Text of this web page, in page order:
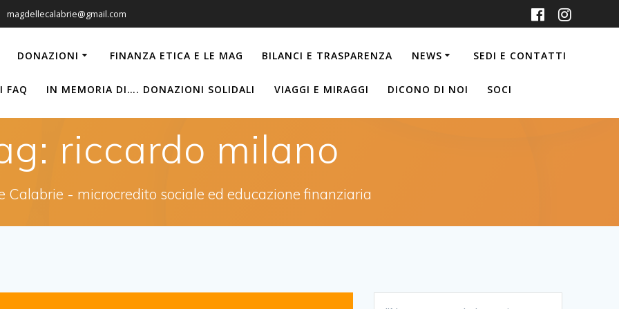
magdellecalabrie@gmail.com
DONAZIONI FINANZA ETICA E LE MAG BILANCI E TRASPARENZA NEWS SEDI E CONTATTI
FAQ IN MEMORIA DI…. DONAZIONI SOLIDALI VIAGGI E MIRAGGI DICONO DI NOI SOCI
riccardo milano
Calabrie - microcredito sociale ed educazione finanziaria